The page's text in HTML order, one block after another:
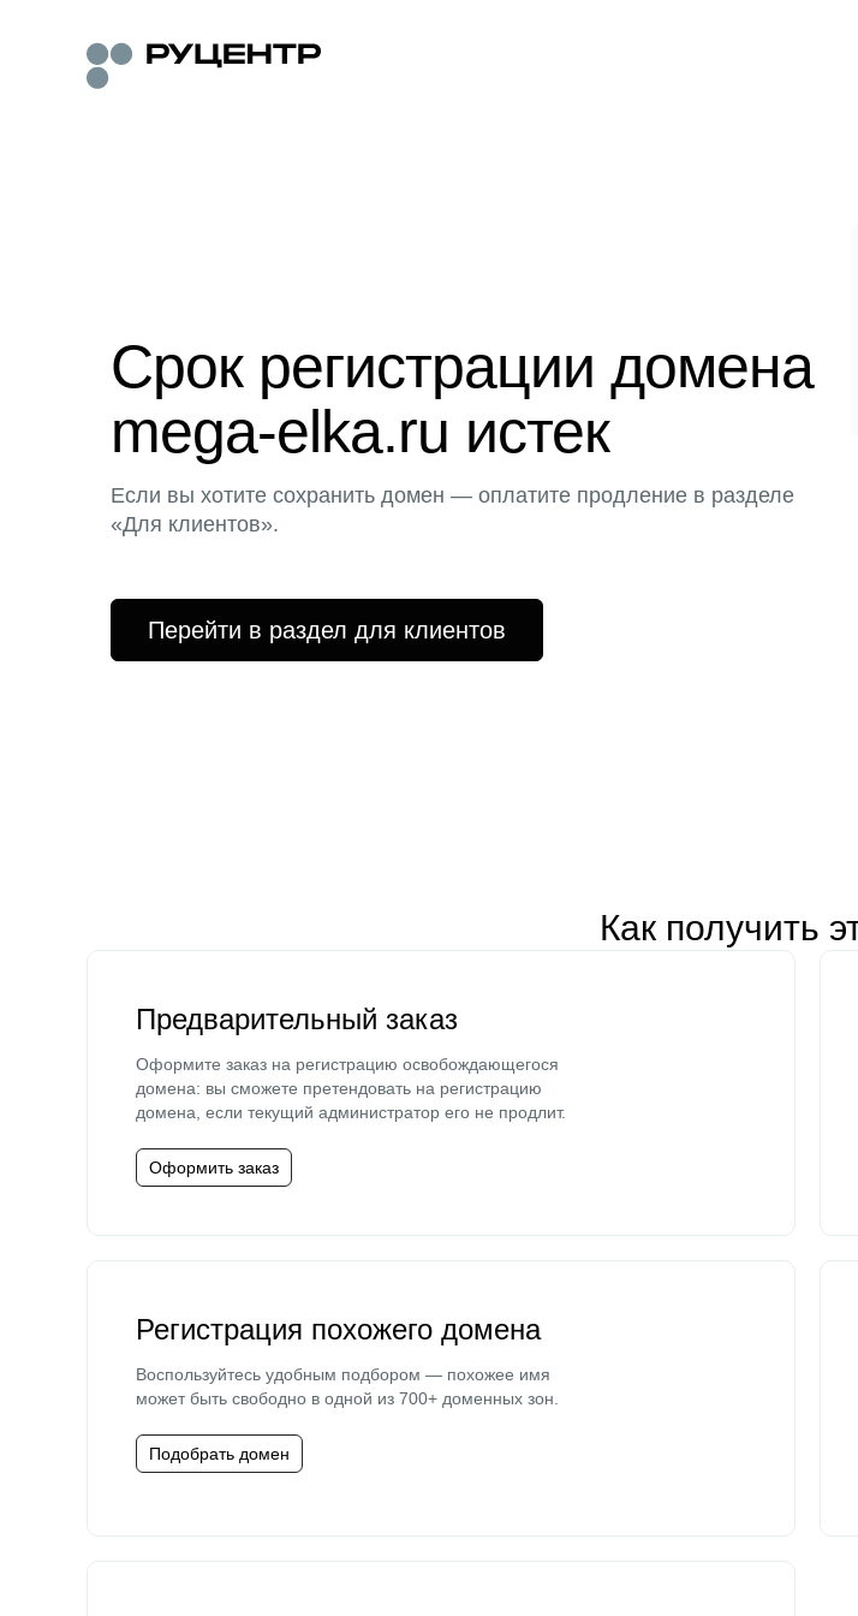
Срок регистрации домена
mega-elka.ru истек
Если вы хотите сохранить домен — оплатите продление в разделе
«Для клиентов».
Перейти в раздел для клиентов
Как получить
Предварительный заказ
Оформите заказ на регистрацию освобождающегося
домена: вы сможете претендовать на регистрацию
домена, если текущий администратор его не продлит.
Оформить заказ
Регистрация похожего домена
Воспользуйтесь удобным подбором — похожее имя
может быть свободно в одной из 700+ доменных зон.
Подобрать домен